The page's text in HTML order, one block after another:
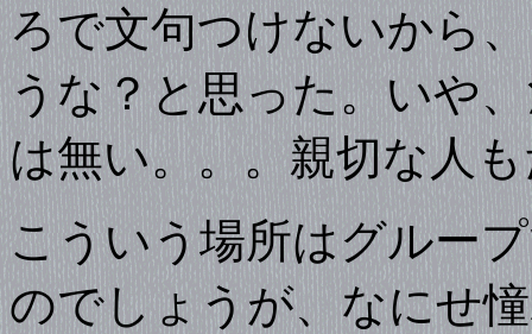
ろで文句つけないから
うな？と思った。いや
は無い。。。親切な人
こういう場所はグルー
のでしょうが、なにせ